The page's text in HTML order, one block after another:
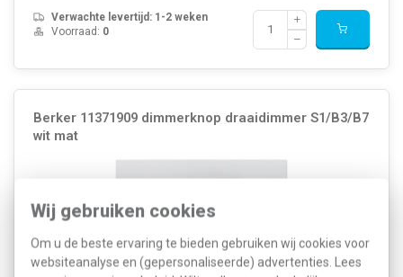
Wij gebruiken cookies
Om u de beste ervaring te bieden gebruiken wij cookies voor
websiteanalyse en (gepersonaliseerde) advertenties. Lees
Verwachte levertijd: 1-2 weken
Voorraad: 0
Berker 11371909 dimmerknop draaidimmer S1/B3/B7
wit mat